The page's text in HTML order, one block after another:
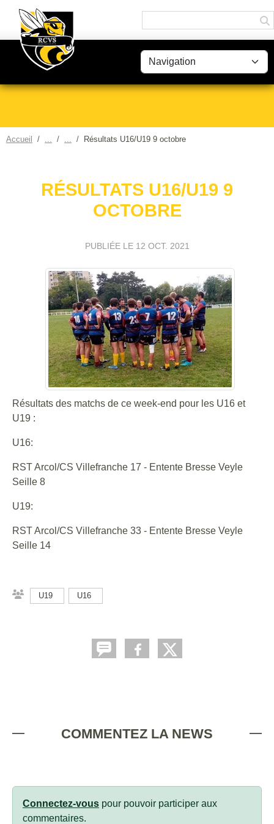
Accueil Résultats U16/U19 9 octobre
RÉSULTATS U16/U19 9
OCTOBRE
PUBLIÉE LE 12 OCT. 2021
Résultats des matchs de ce week-end pour les U16 et
U19 :
U16:
RST Arcol/CS Villefranche 17 - Entente Bresse Veyle
Seille 8
U19:
RST Arcol/CS Villefranche 33 - Entente Bresse Veyle
Seille 14
U19 U16
COMMENTEZ LA NEWS
Connectez-vous pour pouvoir participer aux
commentaires.
Panneau de gestion des cookies